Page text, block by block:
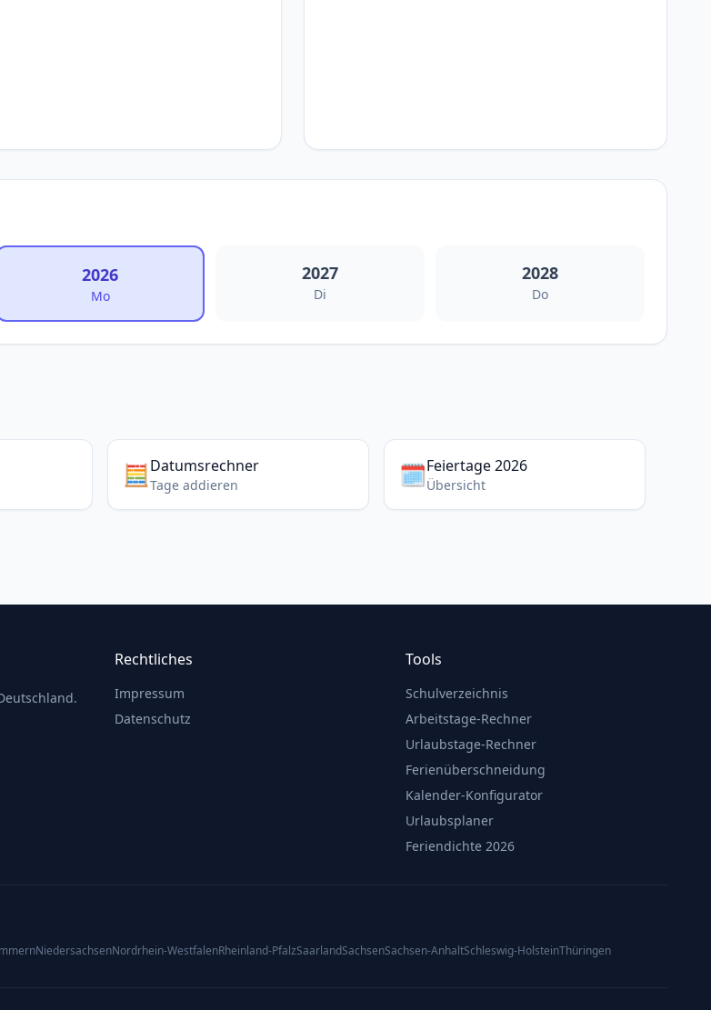
2026
Mo
2027
Di
2028
Do
🧮Datumsrechner
Tage addieren 🗓️Feiertage 2026
Übersicht
Rechtliches
Impressum
Datenschutz
Tools
Schulverzeichnis
Arbeitstage-Rechner
Urlaubstage-Rechner
Ferienüberschneidung
Kalender-Konfigurator
Urlaubsplaner
Feriendichte 2026
NiedersachsenNordrhein-WestfalenRheinland-PfalzSaarlandSachsenSachsen-AnhaltSchleswig-HolsteinThüringen